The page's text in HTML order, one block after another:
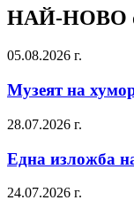
НАЙ-НОВО
05.08.2026 г.
Музеят на
28.07.2026 г.
Една изложба
24.07.2026 г.